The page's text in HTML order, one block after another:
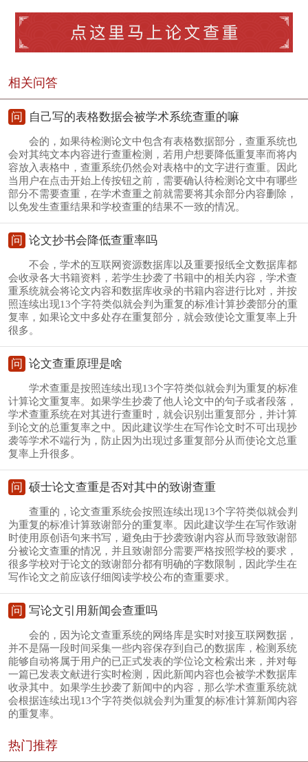
相关问答
问 自己写的表格数据会被学术系统查重的嘛
会的，如果待检测论文中包含有表格数据部分，查重系统也
会对其纯文本内容进行查重检测，若用户想要降低重复率而将内
容放入表格中，查重系统仍然会对表格中的文字进行查重。因此
当用户在点击开始上传按钮之前，需要确认待检测论文中有哪些
部分不需要查重，在学术查重之前就需要将其余部分内容删除，
以免发生查重结果和学校查重的结果不一致的情况。
问 论文抄书会降低查重率吗
不会，学术的互联网资源数据库以及重要报纸全文数据库都
会收录各大书籍资料，若学生抄袭了书籍中的相关内容，学术查
重系统就会将论文内容和数据库收录的书籍内容进行比对，并按
照连续出现13个字符类似就会判为重复的标准计算抄袭部分的重
复率，如果论文中多处存在重复部分，就会致使论文重复率上升
很多。
问 论文查重原理是啥
学术查重是按照连续出现13个字符类似就会判为重复的标准
计算论文重复率。如果学生抄袭了他人论文中的句子或者段落，
学术查重系统在对其进行查重时，就会识别出重复部分，并计算
到论文的总重复率之中。因此建议学生在写作论文时不可出现抄
袭等学术不端行为，防止因为出现过多重复部分从而使论文总重
复率上升很多。
问 硕士论文查重是否对其中的致谢查重
查重的，论文查重系统会按照连续出现13个字符类似就会判
为重复的标准计算致谢部分的重复率。因此建议学生在写作致谢
时使用原创语句来书写，避免由于抄袭致谢内容从而导致致谢部
分被论文查重的情况，并且致谢部分需要严格按照学校的要求，
很多学校对于论文的致谢部分都有明确的字数限制，因此学生在
写作论文之前应该仔细阅读学校公布的查重要求。
问 写论文引用新闻会查重吗
会的，因为论文查重系统的网络库是实时对接互联网数据，
并不是隔一段时间采集一些内容保存到自己的数据库，检测系统
能够自动将属于用户的已正式发表的学位论文检索出来，并对每
一篇已发表文献进行实时检测，因此新闻内容也会被学术数据库
收录其中。如果学生抄袭了新闻中的内容，那么学术查重系统就
会根据连续出现13个字符类似就会判为重复的标准计算新闻内容
的重复率。
热门推荐